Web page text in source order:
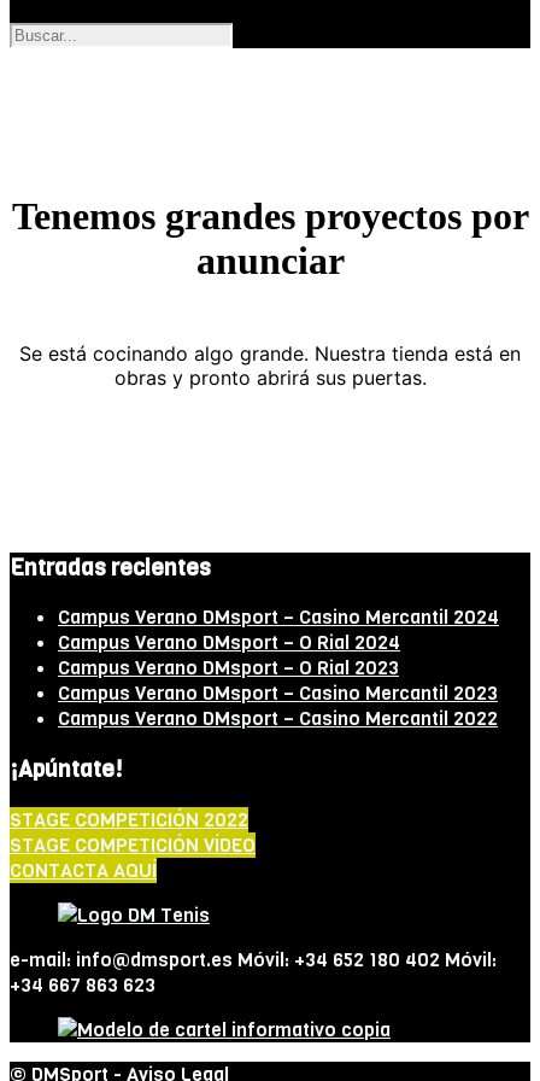
Tenemos grandes proyectos por
anunciar
Se está cocinando algo grande. Nuestra tienda está en
obras y pronto abrirá sus puertas.
Entradas recientes
Campus Verano DMsport – Casino Mercantil 2024
Campus Verano DMsport – O Rial 2024
Campus Verano DMsport – O Rial 2023
Campus Verano DMsport – Casino Mercantil 2023
Campus Verano DMsport – Casino Mercantil 2022
¡Apúntate!
STAGE COMPETICIÓN 2022
STAGE COMPETICIÓN VÍDEO
CONTACTA AQUÍ
e-mail: info@dmsport.es Móvil: +34 652 180 402 Móvil:
+34 667 863 623
© DMSport - Aviso Legal